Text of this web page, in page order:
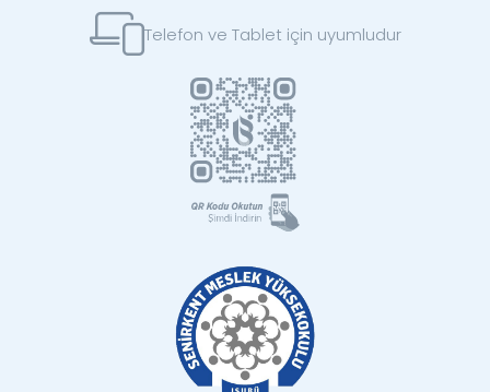
Telefon ve Tablet için uyumludur